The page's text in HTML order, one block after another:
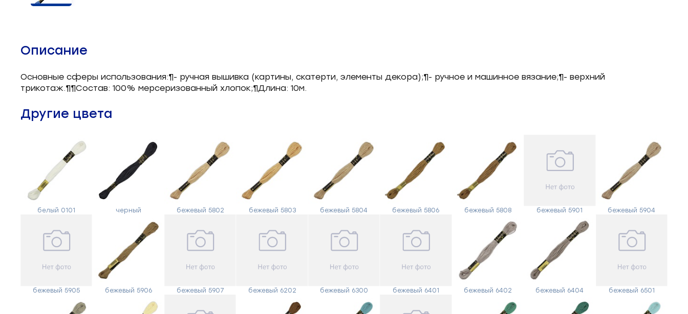
оборудования
Нетканые материалы
Установочное оборудование
Описание
Основные сферы использования:¶- ручная вышивка (картины, скатерти, элементы декора);¶- ручное и машинное вязание;¶- верхний
трикотаж.¶¶Состав: 100% мерсеризованный хлопок;¶Длина: 10м.
Другие цвета
белый 0101 черный бежевый 5802 бежевый 5803 бежевый 5804 бежевый 5806 бежевый 5808 бежевый 5901 бежевый 5904
бежевый 5905 бежевый 5906 бежевый 5907 бежевый 6202 бежевый 6300 бежевый 6401 бежевый 6402 бежевый 6404 бежевый 6501